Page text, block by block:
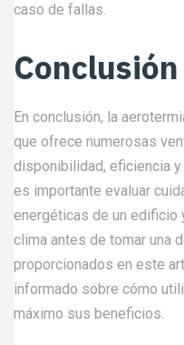
caso de fallas.
Conclusión
En conclusión, la
que ofrece numerosas
disponibilidad, eficiencia
es importante evaluar
energéticas de un edificio
clima antes de tomar una
proporcionados en este
informado sobre cómo
máximo sus beneficios.